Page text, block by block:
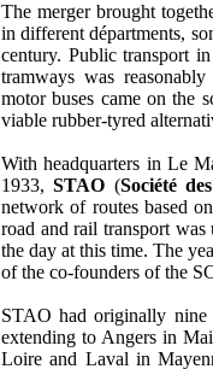
The merger brought
in different départments,
century. Public transport
tramways was
motor buses came on the
viable rubber-tyred
With headquarters in Le
1933,STAO (Société
network of routes based
road and rail transport
the day at this time. The
of the co-founders of the
STAO had originally nine
extending to Angers in
Loire and Laval in